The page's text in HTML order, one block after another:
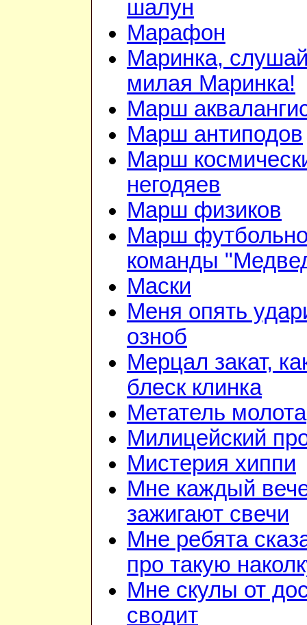
шалун
Марафон
Маринка,
милая Маринка!
Марш
Марш антиподов
Марш
негодяев
Марш физиков
Марш
команды
Маски
Меня опять
озноб
Мерцал закат,
блеск клинка
Метатель молота
Милицейский
Мистерия хиппи
Мне каждый
зажигают свечи
Мне ребята
про такую
Мне скулы от
сводит